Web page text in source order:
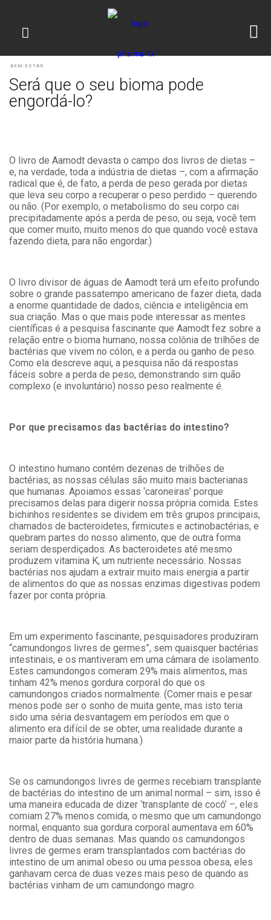
BEM-ESTAR
Será que o seu bioma pode
engordá-lo?
O livro de Aamodt devasta o campo dos livros de dietas –
e, na verdade, toda a indústria de dietas –, com a afirmação
radical que é, de fato, a perda de peso gerada por dietas
que leva seu corpo a recuperar o peso perdido – querendo
ou não. (Por exemplo, o metabolismo do seu corpo cai
precipitadamente após a perda de peso, ou seja, você tem
que comer muito, muito menos do que quando você estava
fazendo dieta, para não engordar.)
O livro divisor de águas de Aamodt terá um efeito profundo
sobre o grande passatempo americano de fazer dieta, dada
a enorme quantidade de dados, ciência e inteligência em
sua criação. Mas o que mais pode interessar as mentes
científicas é a pesquisa fascinante que Aamodt fez sobre a
relação entre o bioma humano, nossa colônia de trilhões de
bactérias que vivem no cólon, e a perda ou ganho de peso.
Como ela descreve aqui, a pesquisa não dá respostas
fáceis sobre a perda de peso, demonstrando sim quão
complexo (e involuntário) nosso peso realmente é.
Por que precisamos das bactérias do intestino?
O intestino humano contém dezenas de trilhões de
bactérias; as nossas células são muito mais bacterianas
que humanas. Apoiamos essas ‘caroneiras’ porque
precisamos delas para digerir nossa própria comida. Estes
bichinhos residentes se dividem em três grupos principais,
chamados de bacteroidetes, firmicutes e actinobactérias, e
quebram partes do nosso alimento, que de outra forma
seriam desperdiçados. As bacteroidetes até mesmo
produzem vitamina K, um nutriente necessário. Nossas
bactérias nos ajudam a extrair muito mais energia a partir
de alimentos do que as nossas enzimas digestivas podem
fazer por conta própria.
Em um experimento fascinante, pesquisadores produziram
“camundongos livres de germes”, sem quaisquer bactérias
intestinais, e os mantiveram em uma câmara de isolamento.
Estes camundongos comeram 29% mais alimentos, mas
tinham 42% menos gordura corporal do que os
camundongos criados normalmente. (Comer mais e pesar
menos pode ser o sonho de muita gente, mas isto teria
sido uma séria desvantagem em períodos em que o
alimento era difícil de se obter, uma realidade durante a
maior parte da história humana.)
Se os camundongos livres de germes recebiam transplante
de bactérias do intestino de um animal normal – sim, isso é
uma maneira educada de dizer ‘transplante de cocô’ –, eles
comiam 27% menos comida, o mesmo que um camundongo
normal, enquanto sua gordura corporal aumentava em 60%
dentro de duas semanas. Mas quando os camundongos
livres de germes eram transplantados com bactérias do
intestino de um animal obeso ou uma pessoa obesa, eles
ganhavam cerca de duas vezes mais peso de quando as
bactérias vinham de um camundongo magro.